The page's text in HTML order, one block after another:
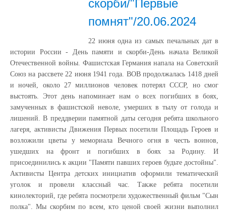
скорби/"Первые
помнят"/20.06.2024
22 июня одна из самых печальных дат в
истории России - День памяти и скорби-День начала Великой
Отечественной войны. Фашистская Германия напала на Советский
Союз на рассвете 22 июня 1941 года. ВОВ продолжалась 1418 дней
и ночей, около 27 миллионов человек потерял СССР, но смог
выстоять. Этот день напоминает нам о всех погибших в боях,
замученных в фашистской неволе, умерших в тылу от голода и
лишений. В преддверии памятной даты сегодня ребята школьного
лагеря, активисты Движения Первых посетили Площадь Героев и
возложили цветы у мемориала Вечного огня в честь воинов,
ушедших на фронт и погибших в боях за Родину. И
присоединились к акции "Памяти павших героев будьте достойны".
Активисты Центра детских инициатив оформили тематический
уголок и провели классный час. Также ребята посетили
кинолекторий, где ребята посмотрели художественный фильм "Сын
полка". Мы скорбим по всем, кто ценой своей жизни выполнил